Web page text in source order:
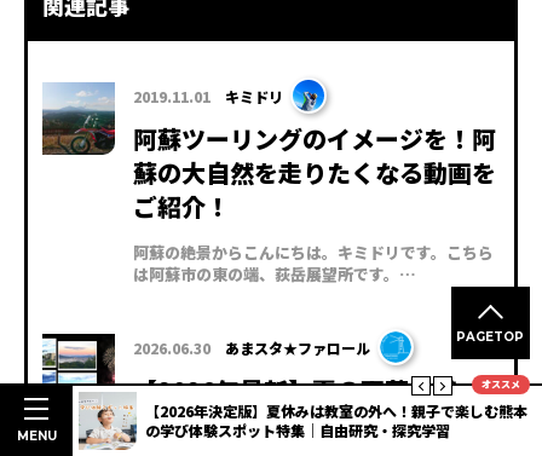
2019.11.01 キミドリ
阿蘇ツーリングのイメージを！阿
蘇の大自然を走りたくなる動画を
ご紹介！
阿蘇の絶景からこんにちは。キミドリです。こちら
は阿蘇市の東の端、荻岳展望所です。…
2026.06.30 あまスタ★ファロール
【2026年最新】夏の天草を満
喫！さざ波フェスタ＆天草ほんど
PAGETOP
オススメ
度抜群
【2026年決定版】夏休みは教室の外へ！親子で楽しむ熊本
の学び体験スポット特集｜自由研究・探究学習
MENU